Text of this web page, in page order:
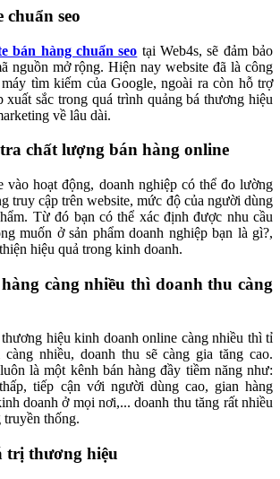
chuẩn seo
bán hàng chuẩn seo tại Web4s, sẽ đảm bảo
nguồn mở rộng. Hiện nay website đã là công
tìm kiếm của Google, ngoài ra còn hỗ trợ
xuất sắc trong quá trình quảng bá thương hiệu
về lâu dài.
chất lượng bán hàng online
vào hoạt động, doanh nghiệp có thể đo lường
truy cập trên website, mức độ của người dùng
Từ đó bạn có thể xác định được nhu cầu
muốn ở sản phẩm doanh nghiệp bạn là gì?,
hiệu quả trong kinh doanh.
càng nhiều thì doanh thu càng
thương hiệu kinh doanh online càng nhiều thì tỉ
nhiều, doanh thu sẽ càng gia tăng cao.
là một kênh bán hàng đầy tiềm năng như:
tiếp cận với người dùng cao, gian hàng
doanh ở mọi nơi,... doanh thu tăng rất nhiều
truyền thống.
trị thương hiệu